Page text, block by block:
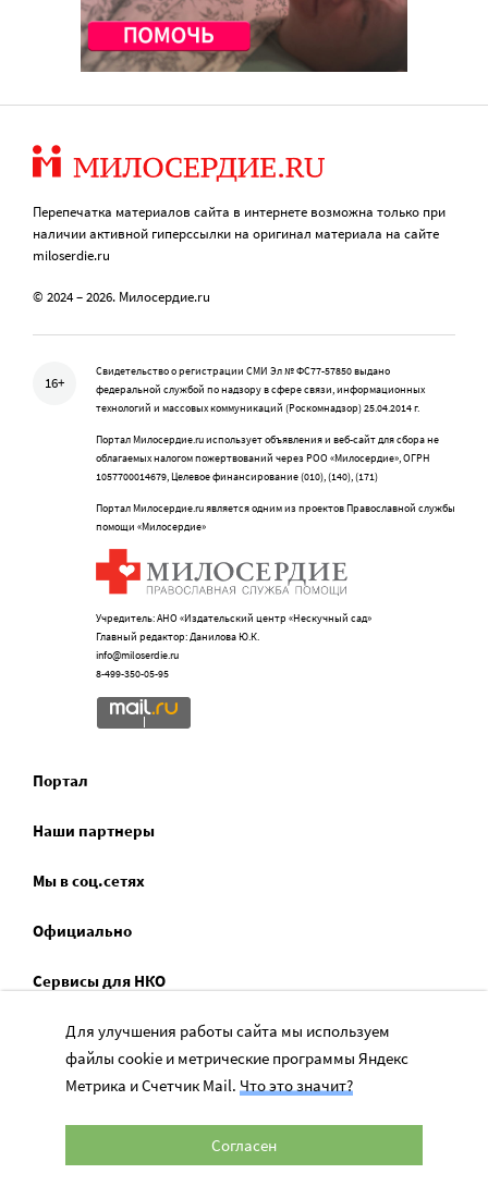
Перепечатка материалов сайта в интернете возможна только при
наличии активной гиперссылки на оригинал материала на сайте
miloserdie.ru
© 2024 – 2026. Милосердие.ru
16+
Свидетельство о регистрации СМИ Эл № ФС77-57850 выдано
федеральной службой по надзору в сфере связи, информационных
технологий и массовых коммуникаций (Роскомнадзор) 25.04.2014 г.
Портал Милосердие.ru использует объявления и веб-сайт для сбора не
облагаемых налогом пожертвований через РОО «Милосердие», ОГРН
1057700014679, Целевое финансирование (010), (140), (171)
Портал Милосердие.ru является одним из проектов Православной службы
помощи «Милосердие»
Учредитель: АНО «Издательский центр «Нескучный сад»
Главный редактор: Данилова Ю.К.
info@miloserdie.ru
8-499-350-05-95
Портал
Наши партнеры
Мы в соц.сетях
Официально
Сервисы для НКО
Спецпроекты
Социальное служение
Для улучшения работы сайта мы используем
файлы cookie и метрические программы Яндекс
Метрика и Счетчик Mail. Что это значит?
Согласен